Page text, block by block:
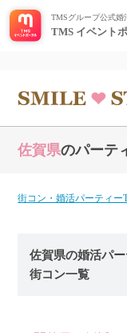
ログイン
はじめての方へ
今週の婚活パー
よくあるご質問
TMSグループ公式婚
TMS イベント
佐賀県のパーテ
街コン・婚活パーティー
佐賀県の婚活パ
街コン一覧